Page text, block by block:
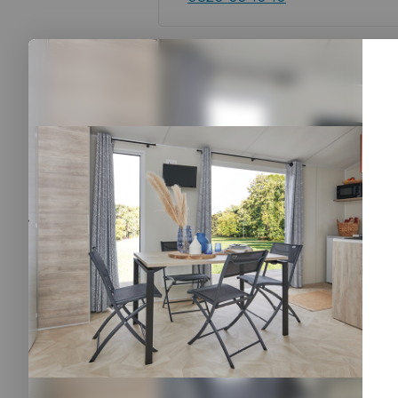
Puy du Fou
en Vendée et
spectacles quotidiens ainsi qu’à la
A 1h15 du camping, le Puy du
Passez une journée inoubliable
d’attractions propose tout au
spectacles grandioses.
A ne pas manquer : les
historiques scénarisées.
sur des événements réalistes.
L’Épée du Roi Arthur (2025) :
épique repoussant les limites du
devra affronter les épreuves les